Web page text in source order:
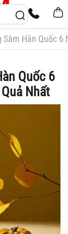
Sâm Hàn Quốc
Quốc 6
Nhất